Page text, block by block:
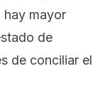
hay mayor
de
de conciliar el